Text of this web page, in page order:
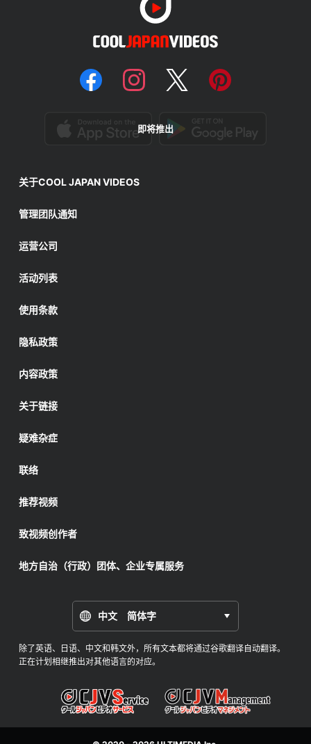
即将推出
关于COOL JAPAN VIDEOS
管理团队通知
运营公司
活动列表
使用条款
隐私政策
内容政策
关于链接
疑难杂症
联络
推荐视频
致视频创作者
地方自治（行政）团体、企业专属服务
中文 简体字
除了英语、日语、中文和韩文外，所有文本都将通过谷歌翻译自动翻译。
正在计划相继推出对其他语言的对应。